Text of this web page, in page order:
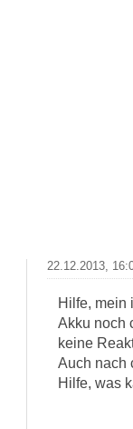
22.12.2013,
Hilfe, mein
Akku noch
keine
Auch nach
Hilfe, was